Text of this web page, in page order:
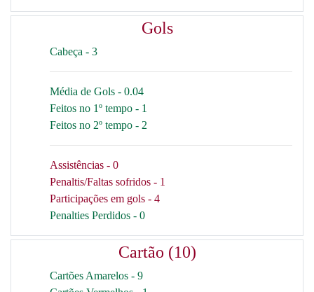
Gols
Cabeça - 3
Média de Gols - 0.04
Feitos no 1º tempo - 1
Feitos no 2º tempo - 2
Assistências - 0
Penaltis/Faltas sofridos - 1
Participações em gols - 4
Penalties Perdidos - 0
Cartão (10)
Cartões Amarelos - 9